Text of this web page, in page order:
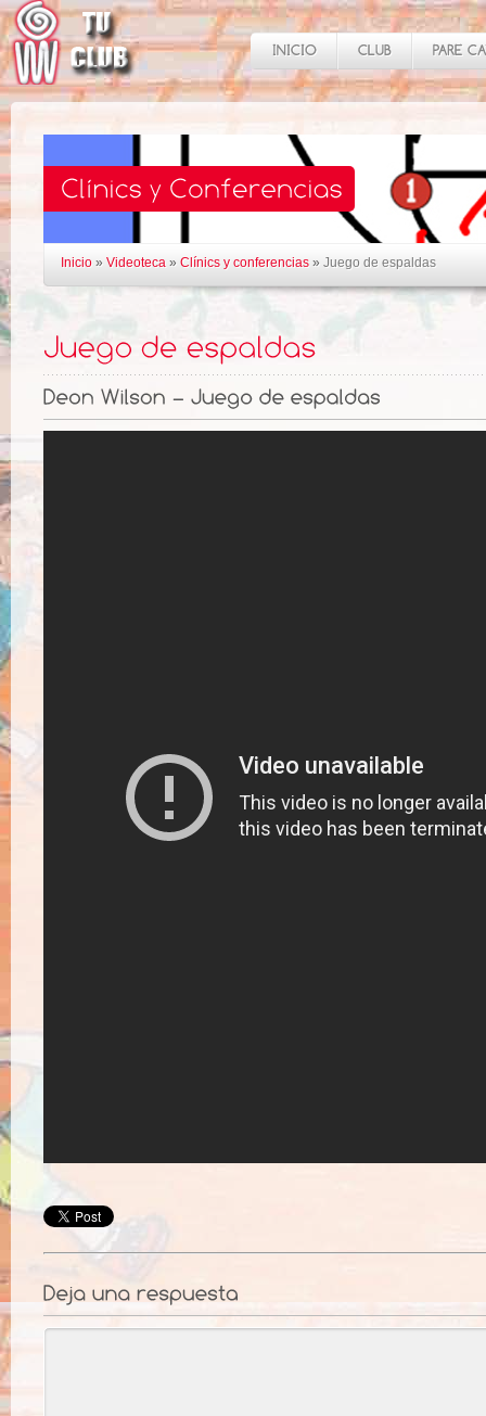
Inicio » Videoteca » Clínics y conferencias » Juego de espaldas